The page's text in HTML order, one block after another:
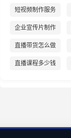
短视频制作服务
企业宣传片制作
直播带货怎么做
直播课程多少钱